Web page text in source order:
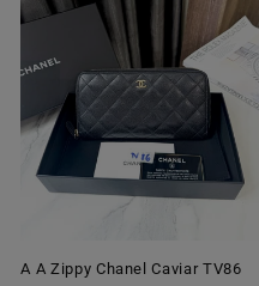
A A Zippy Chanel Caviar TV86